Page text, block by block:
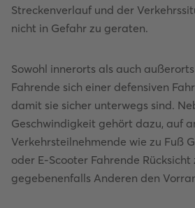
Streckenverlauf und der
nicht in Gefahr zu geraten.
Sowohl innerorts als auch
Fahrende sich einer defensiven
damit sie sicher unterwegs sind.
Geschwindigkeit gehört dazu, auf
Verkehrsteilnehmende wie zu Fuß
oder E-Scooter Fahrende Rücksicht
gegebenenfalls Anderen den